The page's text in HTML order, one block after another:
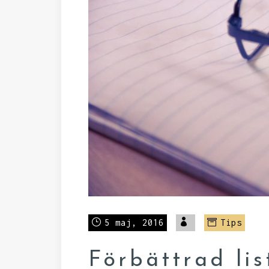
5 maj, 2016 Tips
Förbättrad